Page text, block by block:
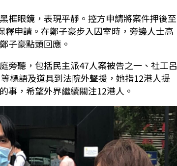
框眼鏡，表現平靜。控方申請將案件押後至
申請。在鄭子豪步入囚室時，旁邊人士高
子豪點頭回應。
旁聽，包括民主派47人案被告之一、社工呂
標語及道具到法院外聲援，她指12港人提
事，希望外界繼續關注12港人。